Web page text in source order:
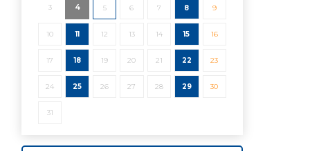
3 4 5 6 7 8 9
10 11 12 13 14 15 16
17 18 19 20 21 22 23
24 25 26 27 28 29 30
31